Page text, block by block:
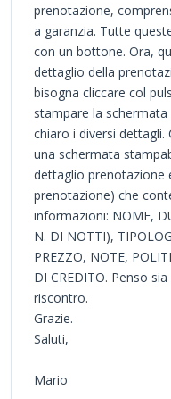
prenotazione,
a garanzia. Tutte
con un bottone. Ora,
dettaglio della
bisogna cliccare col
stampare la
chiaro i diversi
una schermata
dettaglio prenotazione
prenotazione) che
informazioni: NOME,
N. DI NOTTI),
PREZZO, NOTE,
DI CREDITO. Penso
riscontro.
Grazie.
Saluti,
Mario